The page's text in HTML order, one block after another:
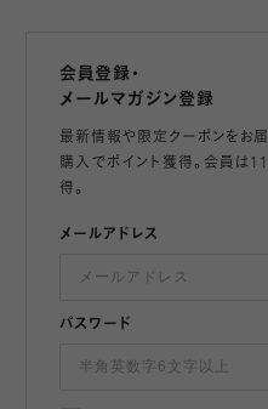
会員登録・
メールマガジン登録
最新情報や限定クーポンをお届
購入でポイント獲得。会員は
得。
メールアドレス
パスワード